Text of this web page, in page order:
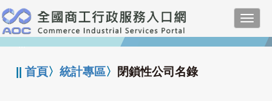
跳
到
主
要
:::
||首頁〉統計專區〉 閉鎖性公司名錄